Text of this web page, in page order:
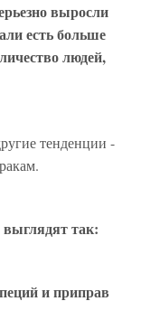
выросли
есть больше
людей,
тенденции -
так:
и приправ